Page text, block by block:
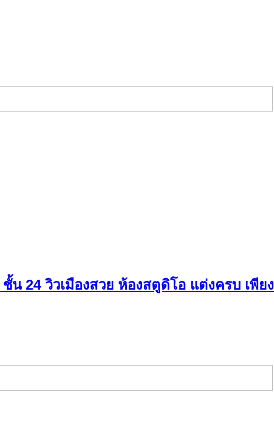
24 วิวเมืองสวย ห้องสตูดิโอ แต่งครบ เพียง